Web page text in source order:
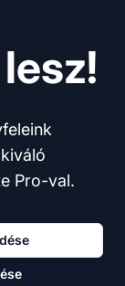
Pro-val.